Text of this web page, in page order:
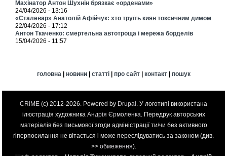
Махінатор Антон Шухнін брязкає «орденами»
24/04/2026 - 13:16
«Сталевар» Анатолій Афійчук: хто труїть киян токсичним димом
22/04/2026 - 17:12
Антон Ткаченко: смертельна автотроща і мережа борделів
15/04/2026 - 11:57
головна| новини| статті| про сайт| контакт| пошук
CRiME (c) 2012-2026. Powered by Drupal . У логотипі використана
ілюстрація художника Андрія Єрмоленка. Передрук авторських
матеріалів без письмової згоди адміністрації ти/чи без активного
гіперпосилання не вітається і може переслідуватись за законом (див.
>> обмеження).